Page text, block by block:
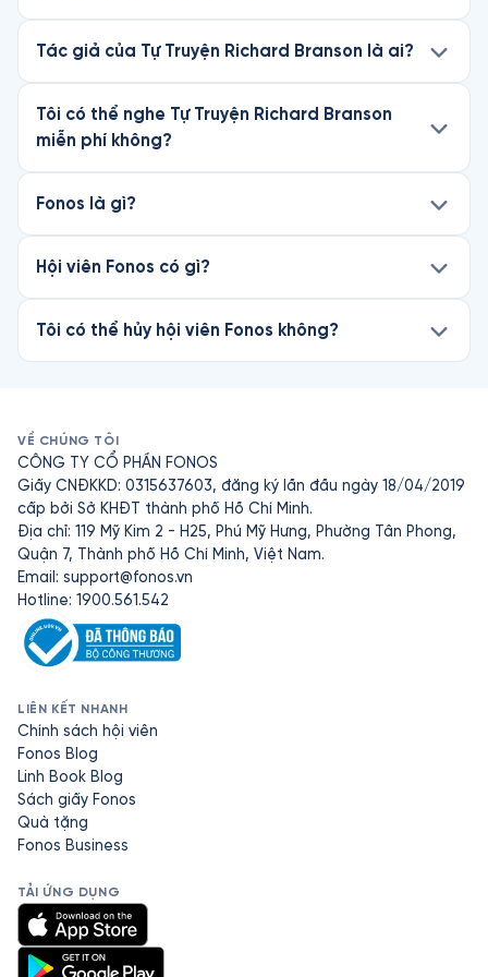
Tác giả của Tự Truyện Richard Branson là ai?
Tôi có thể nghe Tự Truyện Richard Branson
miễn phí không?
Fonos là gì?
Hội viên Fonos có gì?
Tôi có thể hủy hội viên Fonos không?
VỀ CHÚNG TÔI
CÔNG TY CỔ PHẦN FONOS
Giấy CNĐKKD: 0315637603, đăng ký lần đầu ngày 18/04/2019
cấp bởi Sở KHĐT thành phố Hồ Chí Minh.
Địa chỉ: 119 Mỹ Kim 2 - H25, Phú Mỹ Hưng, Phường Tân Phong,
Quận 7, Thành phố Hồ Chí Minh, Việt Nam.
Email: support@fonos.vn
Hotline: 1900.561.542
LIÊN KẾT NHANH
Chính sách hội viên
Fonos Blog
Linh Book Blog
Sách giấy Fonos
Quà tặng
Fonos Business
TẢI ỨNG DỤNG